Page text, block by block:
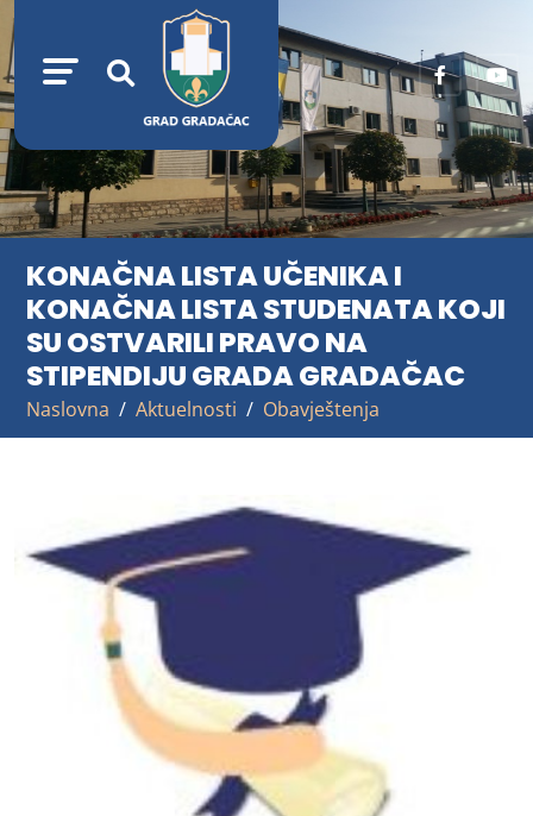
KONAČNA LISTA UČENIKA I
KONAČNA LISTA STUDENATA KOJI
SU OSTVARILI PRAVO NA
STIPENDIJU GRADA GRADAČAC
Naslovna Aktuelnosti Obavještenja